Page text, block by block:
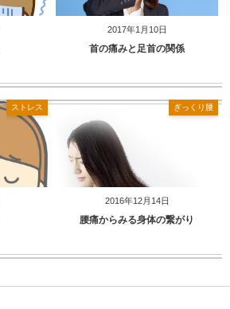
2017年1月10日
首の痛みと足首の関係
ストレス
2016年12月14日
ぎっくり腰
腰痛からみる身体の繋がり